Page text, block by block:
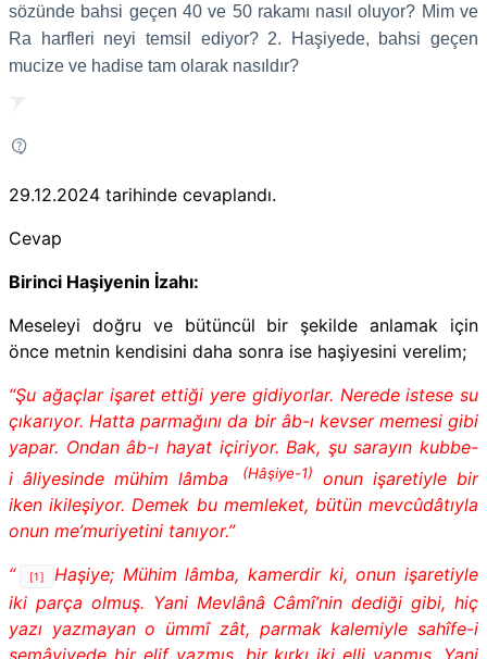
sözünde bahsi geçen 40 ve 50 rakamı nasıl oluyor? Mim ve
Ra harfleri neyi temsil ediyor? 2. Haşiyede, bahsi geçen
mucize ve hadise tam olarak nasıldır?
29.12.2024 tarihinde cevaplandı.
Cevap
Birinci Haşiyenin İzahı:
Meseleyi doğru ve bütüncül bir şekilde anlamak için
önce metnin kendisini daha sonra ise haşiyesini verelim;
“Şu ağaçlar işaret ettiği yere gidiyorlar. Nerede istese su
çıkarıyor. Hatta parmağını da bir âb-ı kevser memesi gibi
yapar. Ondan âb-ı hayat içiriyor. Bak, şu sarayın kubbe-
i âliyesinde mühim lâmba
(Hâşiye-1)
onun işaretiyle bir
iken ikileşiyor. Demek bu memleket, bütün mevcûdâtıyla
onun me’muriyetini tanıyor.”
“
[1]
Haşiye; Mühim lâmba, kamerdir ki, onun işaretiyle
iki parça olmuş. Yani Mevlânâ Câmî’nin dediği gibi, hiç
yazı yazmayan o ümmî zât, parmak kalemiyle sahîfe-i